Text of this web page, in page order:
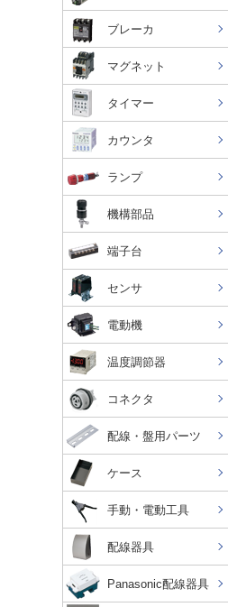
ブレーカ
マグネット
タイマー
カウンタ
ランプ
機構部品
端子台
センサ
電動機
温度調節器
コネクタ
配線・盤用パーツ
ケース
手動・電動工具
配線器具
Panasonic配線器具